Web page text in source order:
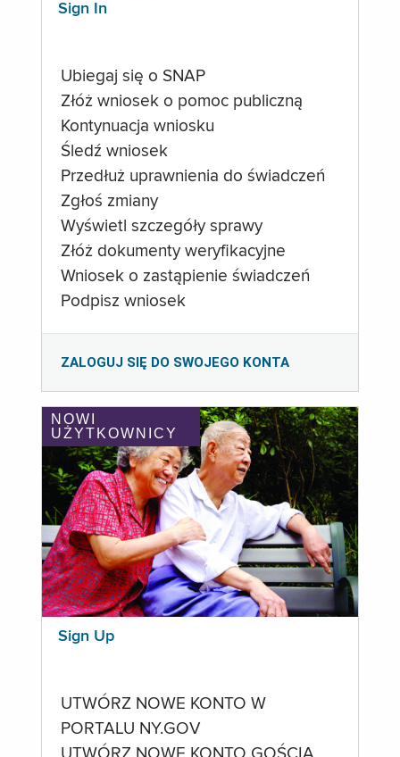
Sign In
Ubiegaj się o SNAP
Złóż wniosek o pomoc publiczną
Kontynuacja wniosku
Śledź wniosek
Przedłuż uprawnienia do świadczeń
Zgłoś zmiany
Wyświetl szczegóły sprawy
Złóż dokumenty weryfikacyjne
Wniosek o zastąpienie świadczeń
Podpisz wniosek
ZALOGUJ SIĘ DO SWOJEGO KONTA
NOWI
UŻYTKOWNICY
Sign Up
UTWÓRZ NOWE KONTO W
PORTALU NY.GOV